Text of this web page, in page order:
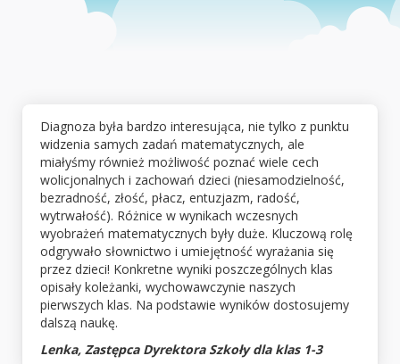
Diagnoza była bardzo interesująca, nie tylko z punktu
widzenia samych zadań matematycznych, ale
miałyśmy również możliwość poznać wiele cech
wolicjonalnych i zachowań dzieci (niesamodzielność,
bezradność, złość, płacz, entuzjazm, radość,
wytrwałość). Różnice w wynikach wczesnych
wyobrażeń matematycznych były duże. Kluczową rolę
odgrywało słownictwo i umiejętność wyrażania się
przez dzieci! Konkretne wyniki poszczególnych klas
opisały koleżanki, wychowawczynie naszych
pierwszych klas. Na podstawie wyników dostosujemy
dalszą naukę.
Lenka, Zastępca Dyrektora Szkoły dla klas 1-3